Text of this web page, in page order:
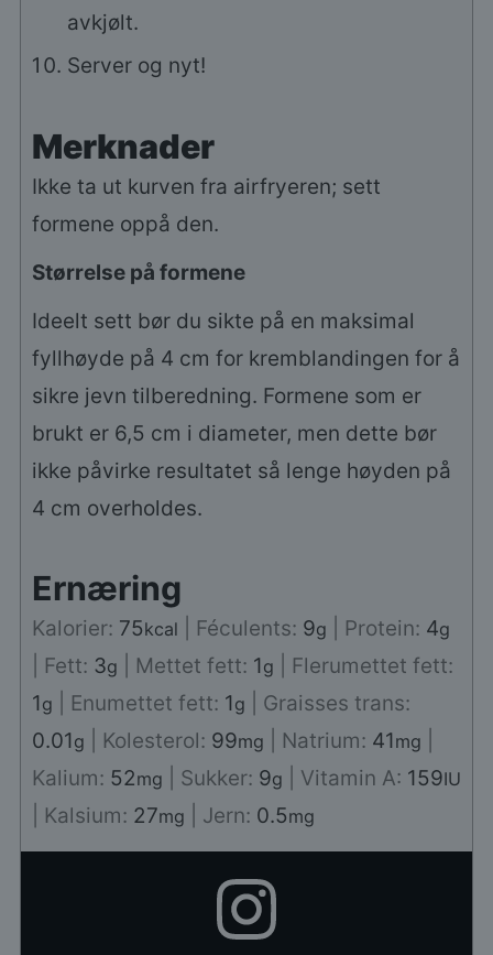
avkjølt.
Server og nyt!
Merknader
Ikke ta ut kurven fra airfryeren; sett
formene oppå den.
Størrelse på formene
Ideelt sett bør du sikte på en maksimal
fyllhøyde på 4 cm for kremblandingen for å
sikre jevn tilberedning. Formene som er
brukt er 6,5 cm i diameter, men dette bør
ikke påvirke resultatet så lenge høyden på
4 cm overholdes.
Ernæring
Kalorier: 75kcal Féculents: 9g Protein: 4g
Fett: 3g Mettet fett: 1g
Flerumettet fett:
1g Enumettet fett: 1g
Graisses trans:
0.01g Kolesterol: 99mg Natrium: 41mg
Kalium: 52mg Sukker: 9g Vitamin A: 159IU
Kalsium: 27mg Jern: 0.5mg